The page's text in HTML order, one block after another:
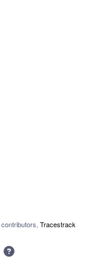
contributors, Tracestrack